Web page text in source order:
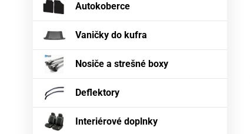
Autokoberce
Vaničky do kufra
Nosiče a strešné boxy
Deflektory
Interiérové doplnky